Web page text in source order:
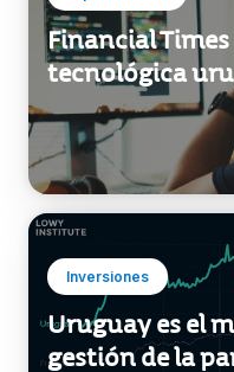
Financial
tecnológica
Inversiones
Uruguay es el
gestión de la